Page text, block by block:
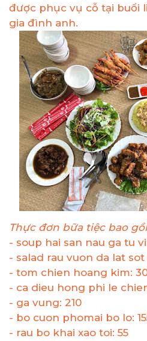
được phục vụ cỗ tại buổi
gia đình anh.
Thực đơn bữa tiệc bao
- soup hai san nau ga tu
- salad rau vuon da lat
- tom chien hoang kim:
- ca dieu hong phi le
- ga vung: 210
- bo cuon phomai bo lo:
- rau bo khai xao toi: 55